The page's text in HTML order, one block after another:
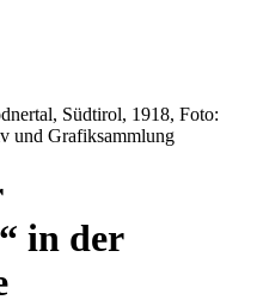
Südtirol, 1918, Foto:
und Grafiksammlung
in der